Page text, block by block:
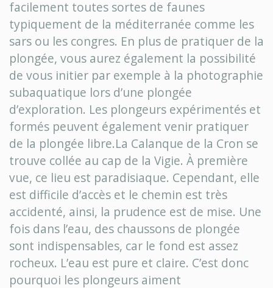
facilement toutes sortes de faunes
typiquement de la méditerranée comme les
sars ou les congres. En plus de pratiquer de la
plongée, vous aurez également la possibilité
de vous initier par exemple à la photographie
subaquatique lors d’une plongée
d’exploration. Les plongeurs expérimentés et
formés peuvent également venir pratiquer
de la plongée libre.La Calanque de la Cron se
trouve collée au cap de la Vigie. À première
vue, ce lieu est paradisiaque. Cependant, elle
est difficile d’accès et le chemin est très
accidenté, ainsi, la prudence est de mise. Une
fois dans l’eau, des chaussons de plongée
sont indispensables, car le fond est assez
rocheux. L’eau est pure et claire. C’est donc
pourquoi les plongeurs aiment